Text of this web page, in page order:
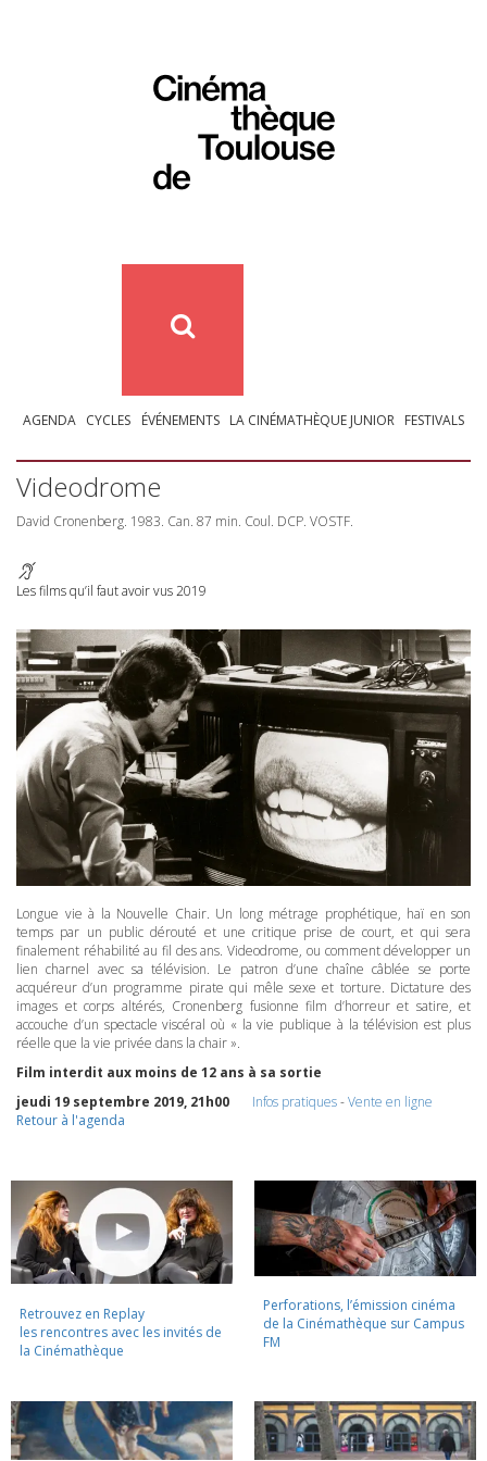
AGENDA CYCLES ÉVÉNEMENTS LA CINÉMATHÈQUE JUNIOR FESTIVALS
Videodrome
David Cronenberg. 1983. Can. 87 min. Coul. DCP. VOSTF.
Les films qu’il faut avoir vus 2019
Longue vie à la Nouvelle Chair. Un long métrage prophétique, haï en son
temps par un public dérouté et une critique prise de court, et qui sera
finalement réhabilité au fil des ans. Videodrome, ou comment développer un
lien charnel avec sa télévision. Le patron d’une chaîne câblée se porte
acquéreur d’un programme pirate qui mêle sexe et torture. Dictature des
images et corps altérés, Cronenberg fusionne film d’horreur et satire, et
accouche d’un spectacle viscéral où « la vie publique à la télévision est plus
réelle que la vie privée dans la chair ».
Film interdit aux moins de 12 ans à sa sortie
jeudi 19 septembre 2019, 21h00
Infos pratiques-Vente en ligne
Retour à l'agenda
Retrouvez en Replay
les rencontres avec les invités de
la Cinémathèque
Perforations, l’émission cinéma
de la Cinémathèque sur Campus
FM